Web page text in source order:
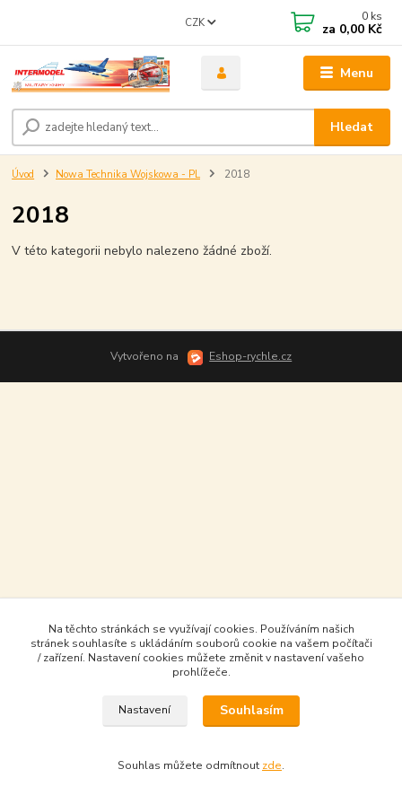
Menu
CZK
Hledat
0 ks
za 0,00 Kč
Úvod Nowa Technika Wojskowa - PL 2018
2018
V této kategorii nebylo nalezeno žádné zboží.
Vytvořeno na Eshop-rychle.cz
Na těchto stránkách se využívají cookies. Používáním našich
stránek souhlasíte s ukládáním souborů cookie na vašem počítači
/ zařízení. Nastavení cookies můžete změnit v nastavení vašeho
prohlížeče.
Nastavení Souhlasím
Souhlas můžete odmítnout zde.